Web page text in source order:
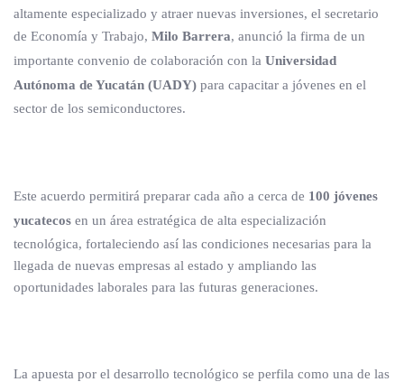
altamente especializado y atraer nuevas inversiones, el secretario
de Economía y Trabajo, Milo Barrera, anunció la firma de un
importante convenio de colaboración con la Universidad
Autónoma de Yucatán (UADY) para capacitar a jóvenes en el
sector de los semiconductores.
Este acuerdo permitirá preparar cada año a cerca de 100 jóvenes
yucatecos en un área estratégica de alta especialización
tecnológica, fortaleciendo así las condiciones necesarias para la
llegada de nuevas empresas al estado y ampliando las
oportunidades laborales para las futuras generaciones.
La apuesta por el desarrollo tecnológico se perfila como una de las